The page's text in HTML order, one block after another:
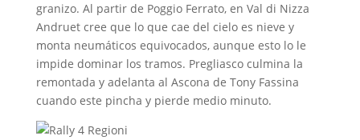
granizo. Al partir de Poggio Ferrato, en Val di Nizza
Andruet cree que lo que cae del cielo es nieve y
monta neumáticos equivocados, aunque esto lo le
impide dominar los tramos. Pregliasco culmina la
remontada y adelanta al Ascona de Tony Fassina
cuando este pincha y pierde medio minuto.